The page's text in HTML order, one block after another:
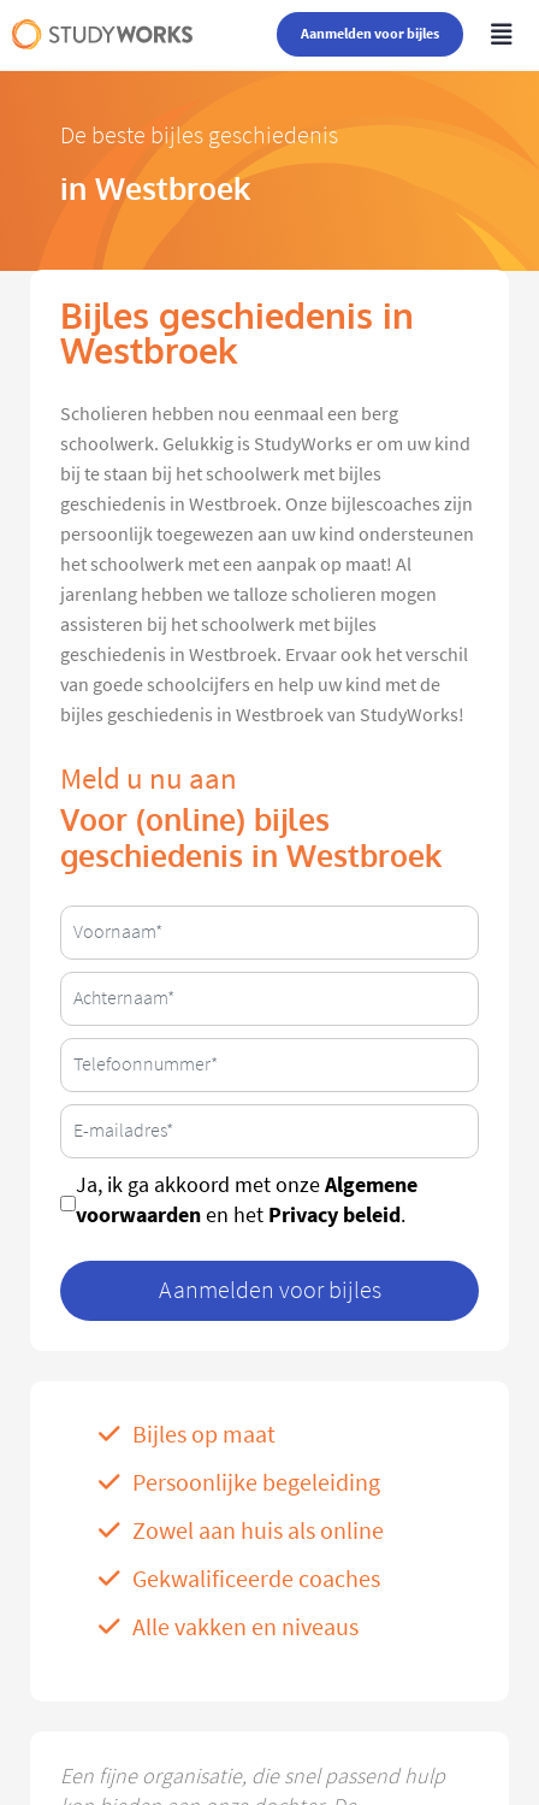
Aanmelden voor bijles
De beste bijles geschiedenis
in Westbroek
Bijles geschiedenis in
Westbroek
Scholieren hebben nou eenmaal een berg
schoolwerk. Gelukkig is StudyWorks er om uw kind
bij te staan bij het schoolwerk met bijles
geschiedenis in Westbroek. Onze bijlescoaches zijn
persoonlijk toegewezen aan uw kind ondersteunen
het schoolwerk met een aanpak op maat! Al
jarenlang hebben we talloze scholieren mogen
assisteren bij het schoolwerk met bijles
geschiedenis in Westbroek. Ervaar ook het verschil
van goede schoolcijfers en help uw kind met de
bijles geschiedenis in Westbroek van StudyWorks!
Meld u nu aan
Voor (online) bijles
geschiedenis in Westbroek
Ja, ik ga akkoord met onzeAlgemene
voorwaardenen het Privacy beleid.
Aanmelden voor bijles
Bijles op maat
Persoonlijke begeleiding
Zowel aan huis als online
Gekwalificeerde coaches
Alle vakken en niveaus
Een fijne organisatie, die snel passend hulp